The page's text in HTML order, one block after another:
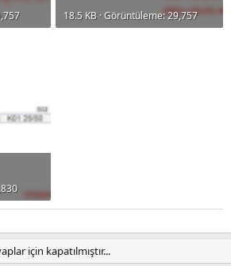
18.5 KB · Görüntüleme: 29,757
için kapatılmıştır...